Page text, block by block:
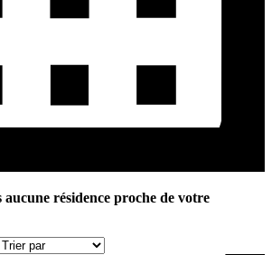
aucune résidence proche de votre